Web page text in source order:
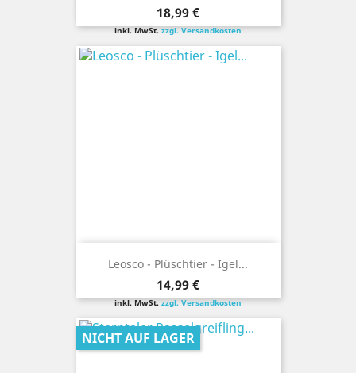
Preis
18,99 €
inkl. MwSt.zzgl. Versandkosten
Leosco - Plüschtier - Igel...
Preis
14,99 €
inkl. MwSt.zzgl. Versandkosten
NICHT AUF LAGER